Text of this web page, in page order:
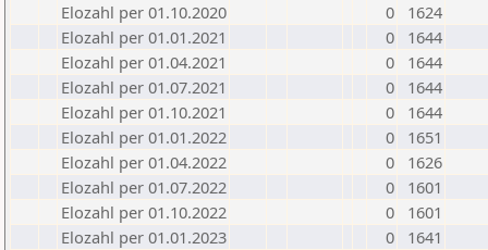
Elozahl per 01.10.2020
0
1624
Elozahl per 01.01.2021
0
1644
Elozahl per 01.04.2021
0
1644
Elozahl per 01.07.2021
0
1644
Elozahl per 01.10.2021
0
1644
Elozahl per 01.01.2022
0
1651
Elozahl per 01.04.2022
0
1626
Elozahl per 01.07.2022
0
1601
Elozahl per 01.10.2022
0
1601
Elozahl per 01.01.2023
0
1641